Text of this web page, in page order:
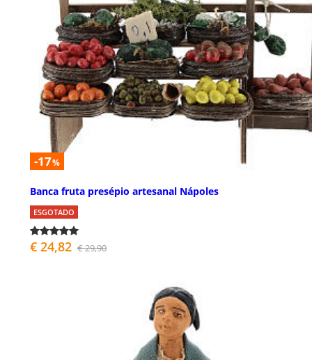
-17%
Banca fruta presépio artesanal Nápoles
ESGOTADO
€ 24,82 € 29,90